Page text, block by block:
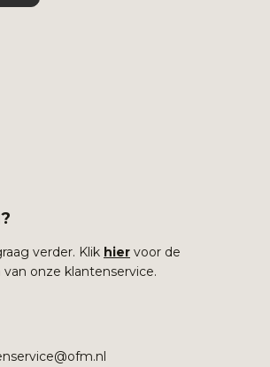
verder. Klik hier voor de
onze klantenservice.